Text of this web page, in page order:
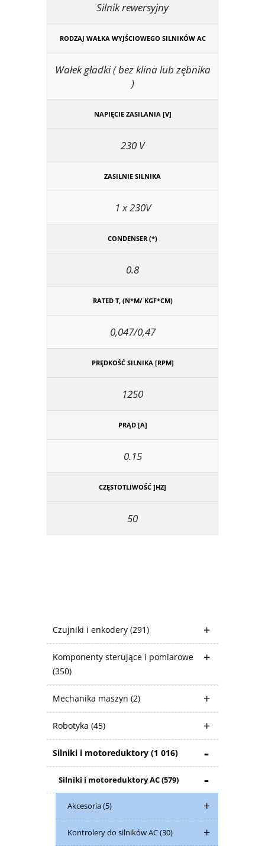
Czujniki i enkodery (291)
Komponenty sterujące i pomiarowe
(350)
Mechanika maszyn (2)
Robotyka (45)
Silniki i motoreduktory (1 016)
Silniki i motoreduktory AC(579)
Akcesoria(5)
Kontrolery do silników AC(30)
Silnik rewersyjny
RODZAJ WAŁKA WYJŚCIOWEGO SILNIKÓW AC
Wałek gładki ( bez klina lub zębnika
)
NAPIĘCIE ZASILANIA [V]
230 V
ZASILNIE SILNIKA
1 x 230V
CONDENSER (*)
0.8
RATED T, (N*M/ KGF*CM)
0,047/0,47
PRĘDKOŚĆ SILNIKA [RPM]
1250
PRĄD [A]
0.15
CZĘSTOTLIWOŚĆ ]HZ]
50